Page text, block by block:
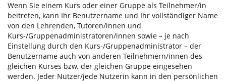
Wenn Sie einem Kurs oder einer Gruppe als Teilnehmer/in
beitreten, kann Ihr Benutzername und Ihr vollständiger Name
von den Lehrenden, Tutoren/innen und
Kurs-/Gruppenadministratoren/innen sowie – je nach
Einstellung durch den Kurs-/Gruppenadministrator – der
Benutzername auch von anderen Teilnehmern/innen des
gleichen Kurses bzw. der gleichen Gruppe eingesehen
werden. Jeder Nutzer/jede Nutzerin kann in den persönlichen